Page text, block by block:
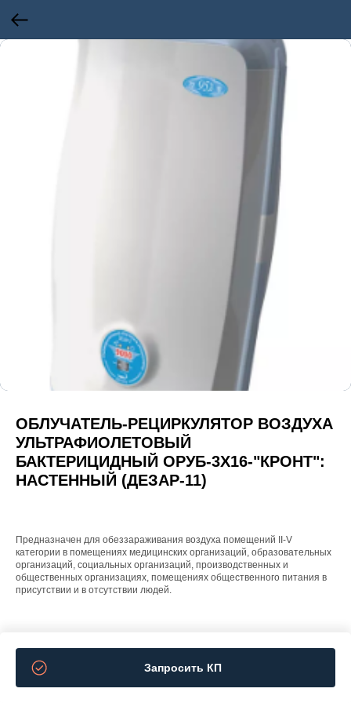
ОБЛУЧАТЕЛЬ-РЕЦИРКУЛЯТОР ВОЗДУХА
УЛЬТРАФИОЛЕТОВЫЙ
БАКТЕРИЦИДНЫЙ ОРУБ-3Х16-"КРОНТ":
НАСТЕННЫЙ (ДЕЗАР-11)
Запросить КП
Предназначен для обеззараживания воздуха помещений II-V
категории в помещениях медицинских организаций, образовательных
организаций, социальных организаций, производственных и
общественных организациях, помещениях общественного питания в
присутствии и в отсутствии людей.